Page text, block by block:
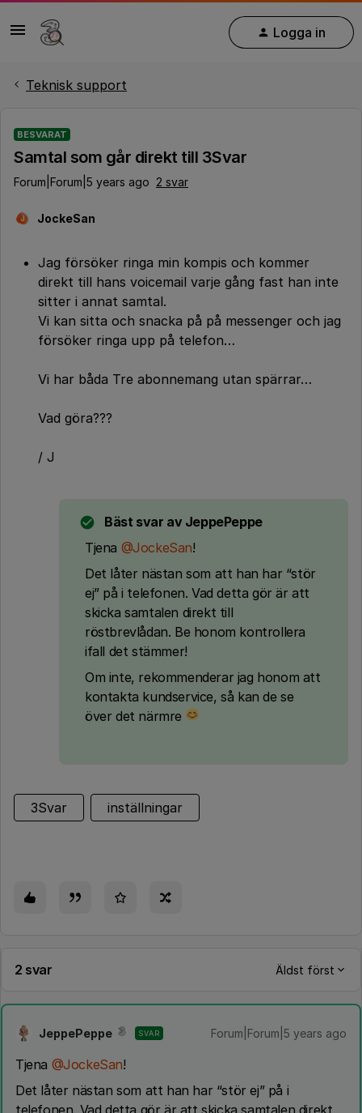
Logga in
Teknisk support
BESVARAT
Samtal som går direkt till 3Svar
Forum|Forum|5 years ago 2 svar
J JockeSan
Jag försöker ringa min kompis och kommer
direkt till hans voicemail varje gång fast han inte
sitter i annat samtal.
Vi kan sitta och snacka på på messenger och jag
försöker ringa upp på telefon…
Vi har båda Tre abonnemang utan spärrar…
Vad göra???
/ J
Bäst svar av JeppePeppe
Tjena @JockeSan!
Det låter nästan som att han har “stör
ej” på i telefonen. Vad detta gör är att
skicka samtalen direkt till
röstbrevlådan. Be honom kontrollera
ifall det stämmer!
Om inte, rekommenderar jag honom att
kontakta kundservice, så kan de se
över det närmre
3Svar inställningar
2 svar Äldst först
JeppePeppe SVAR Forum|Forum|5 years ago
Tjena @JockeSan!
Det låter nästan som att han har “stör ej” på i
telefonen. Vad detta gör är att skicka samtalen direkt